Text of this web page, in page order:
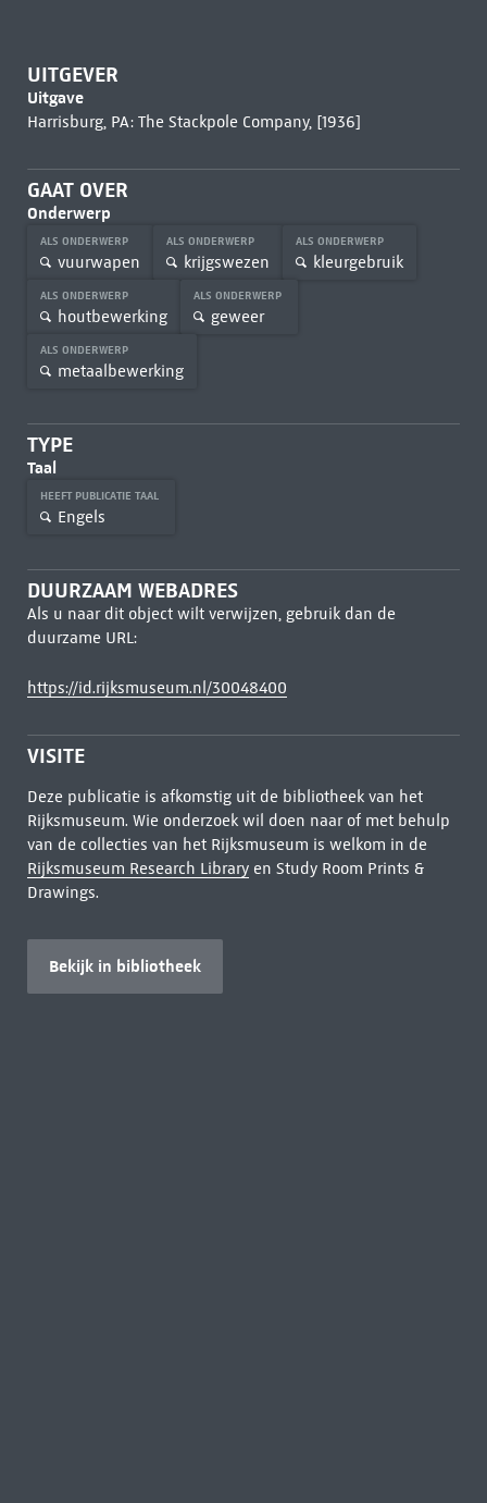
UITGEVER
Uitgave
Harrisburg, PA: The Stackpole Company, [1936]
GAAT OVER
Onderwerp
ALS ONDERWERP
vuurwapen
ALS ONDERWERP
krijgswezen
ALS ONDERWERP
kleurgebruik
ALS ONDERWERP
houtbewerking
ALS ONDERWERP
geweer
ALS ONDERWERP
metaalbewerking
TYPE
Taal
HEEFT PUBLICATIE TAAL
Engels
DUURZAAM WEBADRES
Als u naar dit object wilt verwijzen, gebruik dan de
duurzame URL:
https://id.rijksmuseum.nl/30048400
VISITE
Deze publicatie is afkomstig uit de bibliotheek van het
Rijksmuseum. Wie onderzoek wil doen naar of met behulp
van de collecties van het Rijksmuseum is welkom in de
Rijksmuseum Research Libraryen Study Room Prints &
Drawings.
Bekijk in bibliotheek